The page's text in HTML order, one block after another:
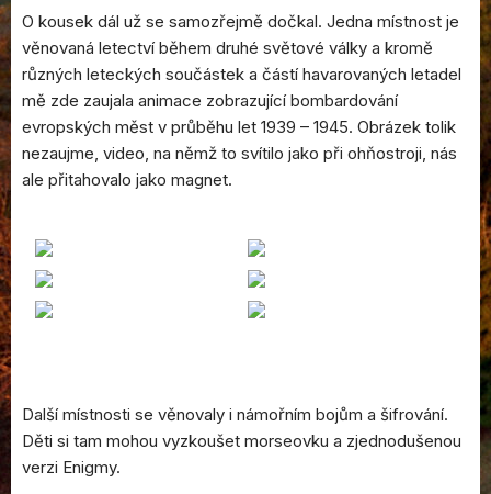
O kousek dál už se samozřejmě dočkal. Jedna místnost je
věnovaná letectví během druhé světové války a kromě
různých leteckých součástek a částí havarovaných letadel
mě zde zaujala animace zobrazující bombardování
evropských měst v průběhu let 1939 – 1945. Obrázek tolik
nezaujme, video, na němž to svítilo jako při ohňostroji, nás
ale přitahovalo jako magnet.
Další místnosti se věnovaly i námořním bojům a šifrování.
Děti si tam mohou vyzkoušet morseovku a zjednodušenou
verzi Enigmy.